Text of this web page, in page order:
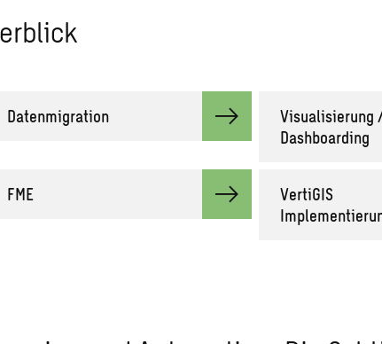
Datenmigration
Visualisierung
Dashboarding
FME
VertiGIS